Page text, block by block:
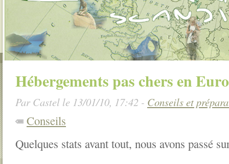
Hébergements pas chers en
Par Castel le 13/01/10, 17:42 - Conseils et
Conseils
Quelques stats avant tout, nous avons passé